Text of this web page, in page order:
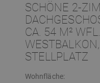
SCHÖNE 2-
CA. 54 M² WFL.,
ESTBALKON,
TELLPLATZ
Wohnfläche: